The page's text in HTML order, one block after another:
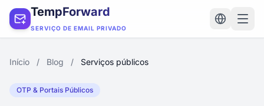
TempForward
SERVIÇO DE EMAIL PRIVADO
Início / Blog / Serviços públicos
OTP & Portais Públicos